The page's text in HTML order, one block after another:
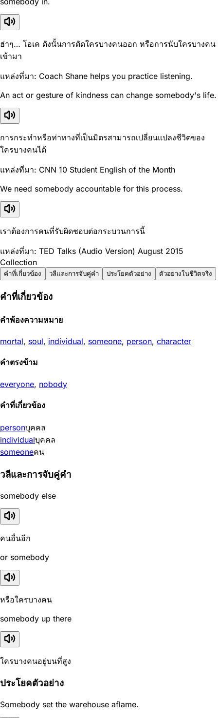
ฮ่าๆ… โอเค ดังนั้นการตัดใครบางคนออก หรือการนับใครบางคน
เข้ามา
แหล่งที่มา: Coach Shane helps you practice listening.
An act or gesture of kindness can change somebody's life.
การกระทำหรือท่าทางที่เป็นมิตรสามารถเปลี่ยนแปลงชีวิตของ
ใครบางคนได้
แหล่งที่มา: CNN 10 Student English of the Month
We need somebody accountable for this process.
เราต้องการคนที่รับผิดชอบต่อกระบวนการนี้
แหล่งที่มา: TED Talks (Audio Version) August 2015
Collection
คำที่เกี่ยวข้อง วลีและการจับคู่คำ ประโยคตัวอย่าง ตัวอย่างในชีวิตจริง
คำที่เกี่ยวข้อง
คำพ้องความหมาย
mortal, soul, individual, someone, person, character
คำตรงข้าม
everyone, nobody
คำที่เกี่ยวข้อง
personบุคคล
individualบุคคล
someoneคน
วลีและการจับคู่คำ
somebody else
คนอื่นอีก
or somebody
หรือใครบางคน
somebody up there
ใครบางคนอยู่บนที่สูง
ประโยคตัวอย่าง
Somebody set the warehouse aflame.